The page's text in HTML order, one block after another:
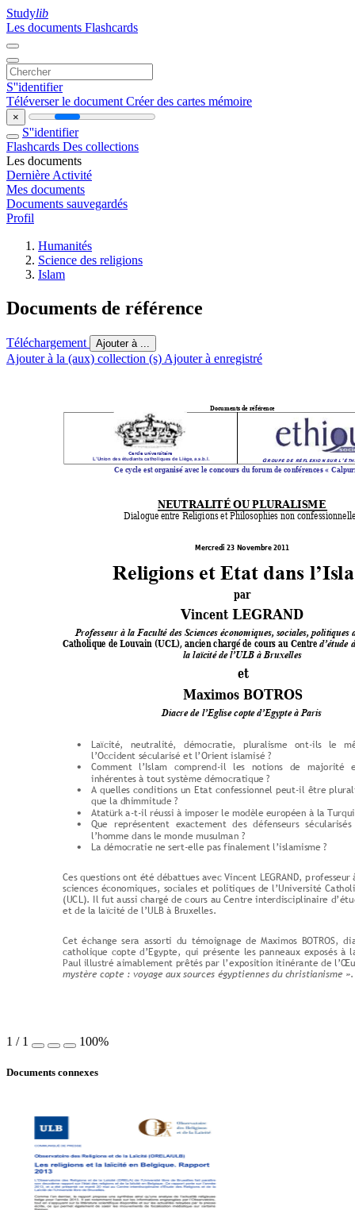
Studylib
Les documents Flashcards
S''identifier
Téléverser le document Créer des cartes mémoire
×
S''identifier
Flashcards Des collections
Les documents
Dernière Activité
Mes documents
Documents sauvegardés
Profil
Humanités
Science des religions
Islam
Documents de référence
Téléchargement Ajouter à ...
Ajouter à la (aux) collection (s) Ajouter à enregistré
Documents de référence
Cercle universitaire
L’Union des étudiants catholiques de Liège, a.s.b.l. GR OUPE D E
  R
É FL EX IO N S UR
  L
’É TH
Ce cycle est organisé avec le concours du forum de conférences «
NEUTRALITÉ OU PLURALISME
Dialogue entre Religions et Philosophies non
Mercredi 23 Novembre 2011
Religions et Etat dans l’Is
par
Vincent LEGRAND
Professeur à la Faculté des Sciences économiques, sociales, politiques
Catholique de Louvain (UCL), ancien chargé de cours au Centre d’étude
la laïcité de l’ULB à Bruxelles
et
Maximos BOTROS
Diacre de l’Eglise copte d’Egypte à Paris
 Laïcité, neutralité, démocratie, pluralisme ont-ils le
l’Occident sécularisé et l’Orient islamisé ?
 Comment l’Islam comprend -il les notions de majorité
inhérentes à tout système démocratique ?
 A quelles conditions un Etat confessionnel peut-il être
que la dhimmitude ?
 Atatürk a-t-il réussi à imposer le modèle européen à la
 Que représentent exactement des défenseurs sécularisés
l’homme dans le monde musulman ?
 La démocratie ne sert-elle pas finalement l’islamisme ?
Ces questions ont été débattues avec Vincent LEGRAND, professeur
sciences économiques, sociales et politiques de l’Université
(UCL).
Il fut aussi chargé de cours au Centre interdisciplinaire
et de la laïcité de l’ULB à Bruxelles.
Cet échange sera assorti du témoignage de Maximos BOTROS,
catholique copte d’Egypte, qui présente les panneaux exposés à
Paul illustré aimablement prêtés par l’exposition itinérante de
mystère copte : voyage aux sources égyptiennes du christianisme »
1 / 1 100%
Documents connexes